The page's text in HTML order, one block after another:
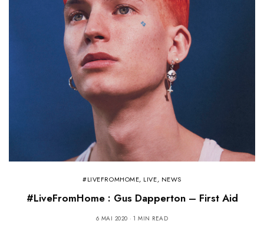
#LIVEFROMHOME, LIVE, NEWS
#LiveFromHome : Gus Dapperton – First Aid
6 MAI 2020 1 MIN READ